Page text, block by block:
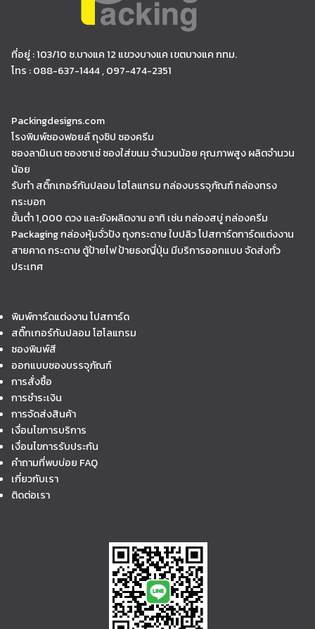
ที่อยู่ : 103/10 ซ.บางแค 12 แขวงบางแค เขตบางแค กทม.
โทร : 088-637-1444 , 097-474-2351
Packingdesigns.com
โรงพิมพ์ซองฟอยล์ ถุงซิป ซองครีม
ซองลามิเนต ซองซาเช่ ซองใส่ขนม จำนวนน้อย คุณภาพสูง ผลิตจำนวน
น้อย
รับทำ สติ๊กเกอร์กันปลอม โฮโลแกรม กล่องบรรจุภัณฑ์ กล่องทรง
กระบอก
ขั้นต่ำ 1,000 ดวง และยังผลิตงาน อาทิ เช่น กล่องสบู่ กล่องครีม
Packaging กล่องหุ้มจั่วปัง ถุงกระดาษ ใบปลิว โปสการ์ดการ์ดแต่งงาน
สายคาด กระดาษ ตู้ป้ายไฟ ป้ายธงญี่ปุ่น มีบริการออกแบบ จัดส่งทั่ว
ประเทศ
พิมพ์การ์ดแต่งงาน โปสการ์ด
สติ๊กเกอร์กันปลอม โฮโลแกรม
ซองพิมพ์สี
ออกแบบซองบรรจุภัณฑ์
การสั่งซื้อ
การชำระเงิน
การจัดส่งสินค้า
เงื่อนไขการบริการ
เงื่อนไขการรับประกัน
คำถามที่พบบ่อย FAQ
เกี่ยวกับเรา
ติดต่อเรา